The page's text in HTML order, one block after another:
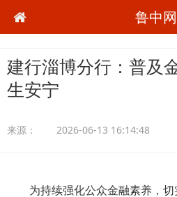
鲁中网
建行淄博分行：普及
生安宁
来源： 2026-06-13 16:14:48
为持续强化公众金融素养，切